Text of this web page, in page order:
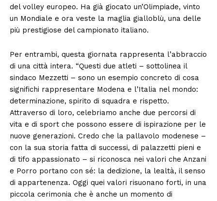
del volley europeo. Ha già giocato un’Olimpiade, vinto
un Mondiale e ora veste la maglia gialloblù, una delle
più prestigiose del campionato italiano.
Per entrambi, questa giornata rappresenta l’abbraccio
di una città intera. “Questi due atleti – sottolinea il
sindaco Mezzetti – sono un esempio concreto di cosa
significhi rappresentare Modena e l’Italia nel mondo:
determinazione, spirito di squadra e rispetto.
Attraverso di loro, celebriamo anche due percorsi di
vita e di sport che possono essere di ispirazione per le
nuove generazioni. Credo che la pallavolo modenese –
con la sua storia fatta di successi, di palazzetti pieni e
di tifo appassionato – si riconosca nei valori che Anzani
e Porro portano con sé: la dedizione, la lealtà, il senso
di appartenenza. Oggi quei valori risuonano forti, in una
piccola cerimonia che è anche un momento di